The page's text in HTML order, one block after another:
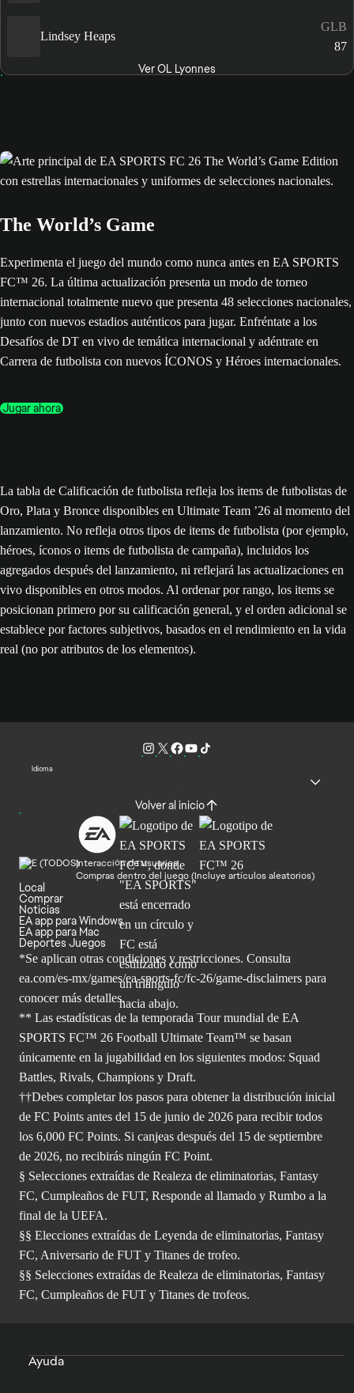
Lindsey Heaps
GLB
87
Ver OL Lyonnes
The World’s Game
Experimenta el juego del mundo como nunca antes en EA SPORTS
FC™ 26. La última actualización presenta un modo de torneo
internacional totalmente nuevo que presenta 48 selecciones nacionales,
junto con nuevos estadios auténticos para jugar. Enfréntate a los
Desafíos de DT en vivo de temática internacional y adéntrate en
Carrera de futbolista con nuevos ÍCONOS y Héroes internacionales.
Jugar ahora
La tabla de Calificación de futbolista refleja los items de futbolistas de
Oro, Plata y Bronce disponibles en Ultimate Team ’26 al momento del
lanzamiento. No refleja otros tipos de items de futbolista (por ejemplo,
héroes, íconos o items de futbolista de campaña), incluidos los
agregados después del lanzamiento, ni reflejará las actualizaciones en
vivo disponibles en otros modos. Al ordenar por rango, los items se
posicionan primero por su calificación general, y el orden adicional se
establece por factores subjetivos, basados en el rendimiento en la vida
real (no por atributos de los elementos).
Idioma
Volver al inicio
Interacción de usuarios
Compras dentro del juego (Incluye artículos aleatorios)
Local
Comprar
Noticias
EA app para Windows
EA app para Mac
Deportes Juegos
*Se aplican otras condiciones y restricciones. Consulta
ea.com/es-mx/games/ea-sports-fc/fc-26/game-disclaimers para
conocer más detalles.
** Las estadísticas de la temporada Tour mundial de EA
SPORTS FC™ 26 Football Ultimate Team™ se basan
únicamente en la jugabilidad en los siguientes modos: Squad
Battles, Rivals, Champions y Draft.
††Debes completar los pasos para obtener la distribución inicial
de FC Points antes del 15 de junio de 2026 para recibir todos
los 6,000 FC Points. Si canjeas después del 15 de septiembre
de 2026, no recibirás ningún FC Point.
§ Selecciones extraídas de Realeza de eliminatorias, Fantasy
FC, Cumpleaños de FUT, Responde al llamado y Rumbo a la
final de la UEFA.
§§ Elecciones extraídas de Leyenda de eliminatorias, Fantasy
FC, Aniversario de FUT y Titanes de trofeo.
§§ Selecciones extraídas de Realeza de eliminatorias, Fantasy
FC, Cumpleaños de FUT y Titanes de trofeos.
Ayuda